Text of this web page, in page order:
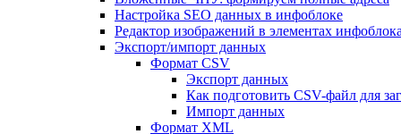
Настройка SEO данных в инфоблоке
Редактор изображений в элементах инфоблока
Экспорт/импорт данных
Формат CSV
Экспорт данных
Как подготовить CSV-файл для
Импорт данных
Формат XML